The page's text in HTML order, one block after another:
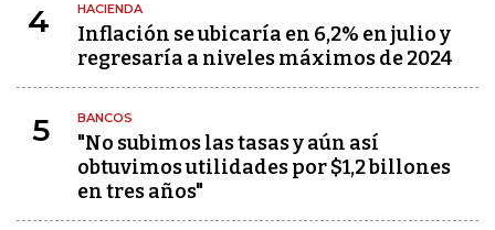
4 HACIENDA
Inflación se ubicaría en 6,2% en julio y
regresaría a niveles máximos de 2024
5 BANCOS
"No subimos las tasas y aún así
obtuvimos utilidades por $1,2 billones
en tres años"